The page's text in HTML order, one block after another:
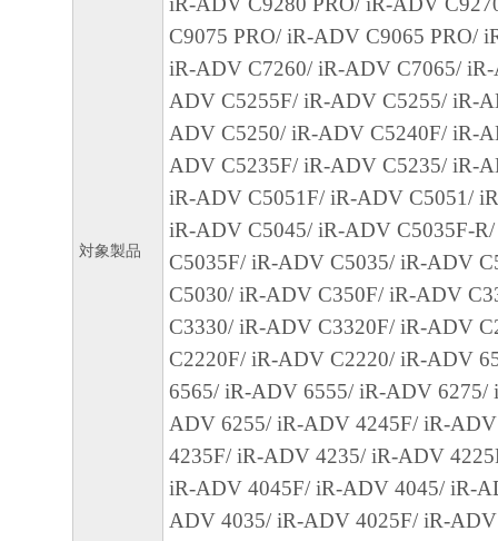
SOFTWARE EVEN IF EITHER CANON,
SUBSIDIARIES OR AFFILIATES, THEIR
DEALERS OR CANON'S LICENSORS
ADVISED OF THE P OS SIBILITY OF
SOME STATES OR LEGAL
ALLOW THE LIMITATION OR
FOR INCIDENTAL OR CONSEQUENTIAL
PERSONAL INJURY OR DEATH
NEGLIGENCE ON THE PART OF THE
ABOVE LIMITATION OR EXCLUSION
TO YOU.
[RELEASE OF LIABILITY] TO THE FULL
PERMITTED BY APPLICABLE LAW, YOU
RELEASE CANON, CANON'S
AFFILIATES, THEIR DISTRIBUTORS,
CANON'S LICENSORS FROM ANY AND
ARISING FROM OR RELATED TO ALL
対象製品
C9075 PRO/ iR-ADV C9065 PRO/
iR-ADV C7260/ iR-ADV C7065/
ADV C5255F/ iR-ADV C5255/ iR-
ADV C5250/ iR-ADV C5240F/ iR-
ADV C5235F/ iR-ADV C5235/ iR-
iR-ADV C5051F/ iR-ADV C5051/
iR-ADV C5045/ iR-ADV C5035F-
C5035F/ iR-ADV C5035/ iR-ADV
C5030/ iR-ADV C350F/ iR-ADV
C3330/ iR-ADV C3320F/ iR-ADV
C2220F/ iR-ADV C2220/ iR-ADV
6565/ iR-ADV 6555/ iR-ADV 6275/
ADV 6255/ iR-ADV 4245F/ iR-
4235F/ iR-ADV 4235/ iR-ADV
iR-ADV 4045F/ iR-ADV 4045/ iR-
ADV 4035/ iR-ADV 4025F/ iR-